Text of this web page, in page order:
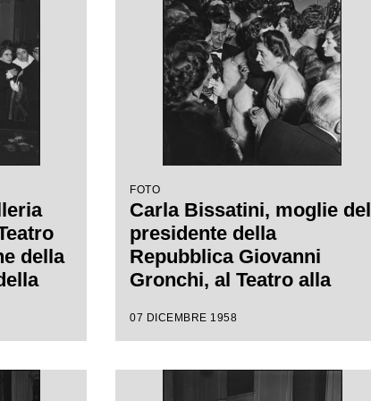
regia di Margherita
Wallmann
della
di
la
FOTO
Carla Bissatini, moglie del
presidente della
Repubblica Giovanni
Gronchi, al Teatro alla
serata inaugurale della
con l'opera "Turandot", di
Giacomo Puccini, diretta
07 DICEMBRE 1958